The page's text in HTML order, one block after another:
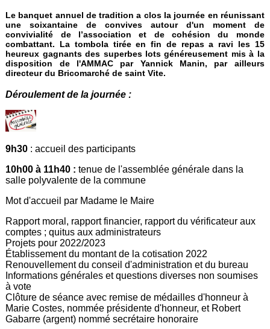
Le banquet annuel de tradition a clos la journée en réunissant
une soixantaine de convives autour d'un moment de
convivialité de l’association et de cohésion du monde
combattant. La tombola tirée en fin de repas a ravi les 15
heureux gagnants des superbes lots généreusement mis à la
disposition de l'AMMAC par Yannick Manin, par ailleurs
directeur du Bricomarché de saint Vite.
Déroulement de la journée :
9h30 : accueil des participants
10h00 à 11h40 : tenue de l'assemblée générale dans la
salle polyvalente de la commune
Mot d'accueil par Madame le Maire
Rapport moral, rapport financier, rapport du vérificateur aux
comptes ; quitus aux administrateurs
Projets pour 2022/2023
Établissement du montant de la cotisation 2022
Renouvellement du conseil d'administration et du bureau
Informations générales et questions diverses non soumises
à vote
Clôture de séance avec remise de médailles d'honneur à
Marie Costes, nommée présidente d'honneur, et Robert
Gabarre (argent) nommé secrétaire honoraire